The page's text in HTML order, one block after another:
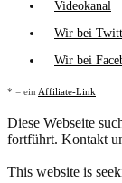
Videokanal
Wir bei
Wir bei
* = ein Affiliate-Link
Diese Webseite
fortführt. Kontakt
This website is